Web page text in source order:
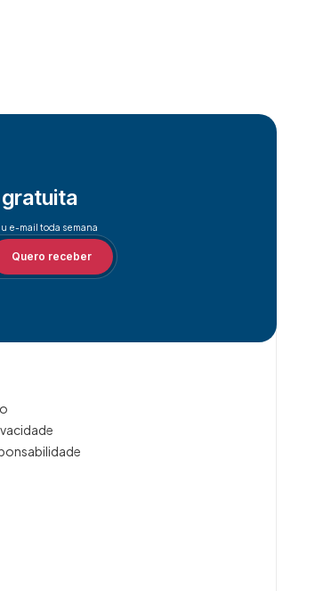
e-mail toda semana
Quero receber